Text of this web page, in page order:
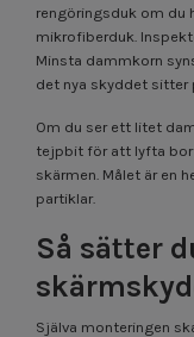
rengöringsduk om du
mikrofiberduk.
Minsta dammkorn
det nya skyddet sitter
Om du ser ett litet
tejpbit för att lyfta
skärmen. Målet är en
partiklar.
Så sätter
Själva monteringen